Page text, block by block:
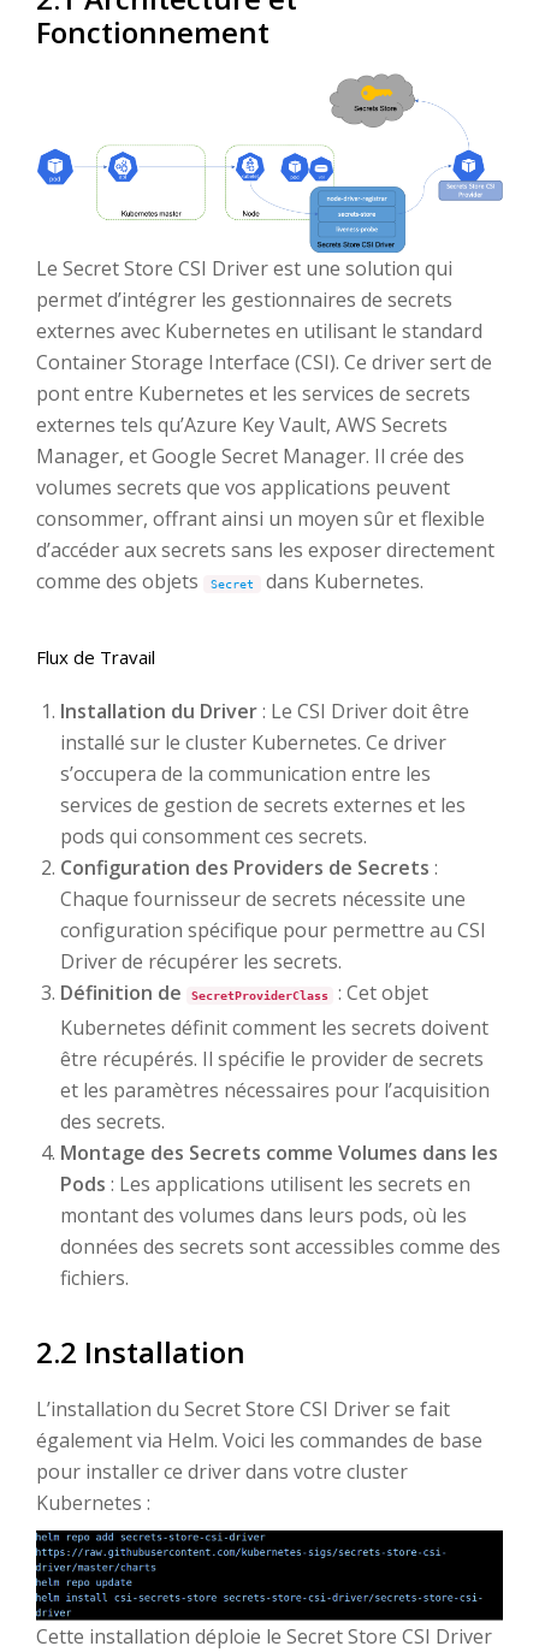
Fonctionnement
Le Secret Store CSI Driver est une solution qui
permet d’intégrer les gestionnaires de secrets
externes avec Kubernetes en utilisant le standard
Container Storage Interface (CSI). Ce driver sert de
pont entre Kubernetes et les services de secrets
externes tels qu’Azure Key Vault, AWS Secrets
Manager, et Google Secret Manager. Il crée des
volumes secrets que vos applications peuvent
consommer, offrant ainsi un moyen sûr et flexible
d’accéder aux secrets sans les exposer directement
comme des objets
Secret dans Kubernetes.
Flux de Travail
Installation du Driver: Le CSI Driver doit être
installé sur le cluster Kubernetes. Ce driver
s’occupera de la communication entre les
services de gestion de secrets externes et les
pods qui consomment ces secrets.
Configuration des Providers de Secrets :
Chaque fournisseur de secrets nécessite une
configuration spécifique pour permettre au CSI
Driver de récupérer les secrets.
Définition de
SecretProviderClass
: Cet objet
Kubernetes définit comment les secrets doivent
être récupérés. Il spécifie le provider de secrets
et les paramètres nécessaires pour l’acquisition
des secrets.
Montage des Secrets comme Volumes dans les
Pods : Les applications utilisent les secrets en
montant des volumes dans leurs pods, où les
données des secrets sont accessibles comme des
fichiers.
2.2 Installation
L’installation du Secret Store CSI Driver se fait
également via Helm. Voici les commandes de base
pour installer ce driver dans votre cluster
Kubernetes :
Cette installation déploie le Secret Store CSI Driver